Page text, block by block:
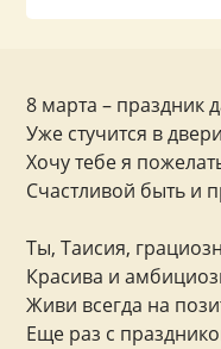
8 марта – праздник
Уже стучится в
Хочу тебе я
Счастливой быть и
Ты, Таисия,
Красива и
Живи всегда на
Еще раз с